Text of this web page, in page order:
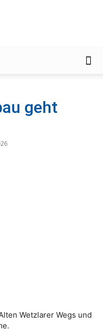
geht
Wetzlarer Wegs und